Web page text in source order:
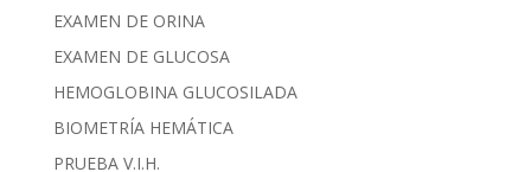
EXAMEN DE ORINA
EXAMEN DE GLUCOSA
HEMOGLOBINA GLUCOSILADA
BIOMETRÍA HEMÁTICA
PRUEBA V.I.H.